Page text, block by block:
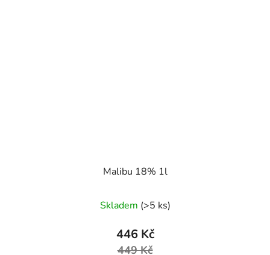
Malibu 18% 1l
Skladem (>5 ks)
446 Kč
449 Kč